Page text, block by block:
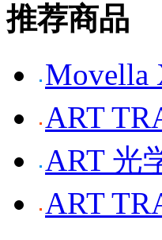
推荐商品
Movella
ART
ART 光
ART